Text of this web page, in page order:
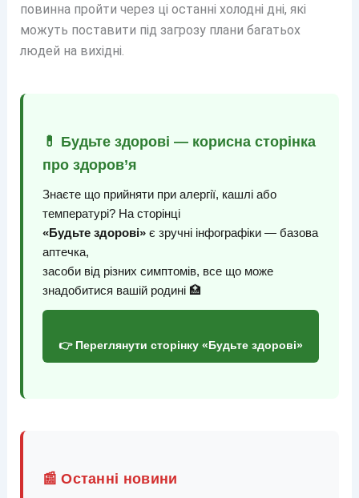
повинна пройти через ці останні холодні дні, які
можуть поставити під загрозу плани багатьох
людей на вихідні.
💊 Будьте здорові — корисна сторінка
про здоров’я
Знаєте що прийняти при алергії, кашлі або
температурі? На сторінці
«Будьте здорові»є зручні інфографіки — базова
аптечка,
засоби від різних симптомів, все що може
знадобитися вашій родині 🏥
👉 Переглянути сторінку «Будьте здорові»
📰 Останні новини